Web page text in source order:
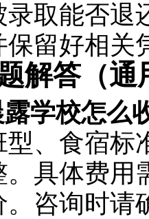
取能否退
保留好相关
解答（
学校怎么
、食宿标
。具体费
咨询时请